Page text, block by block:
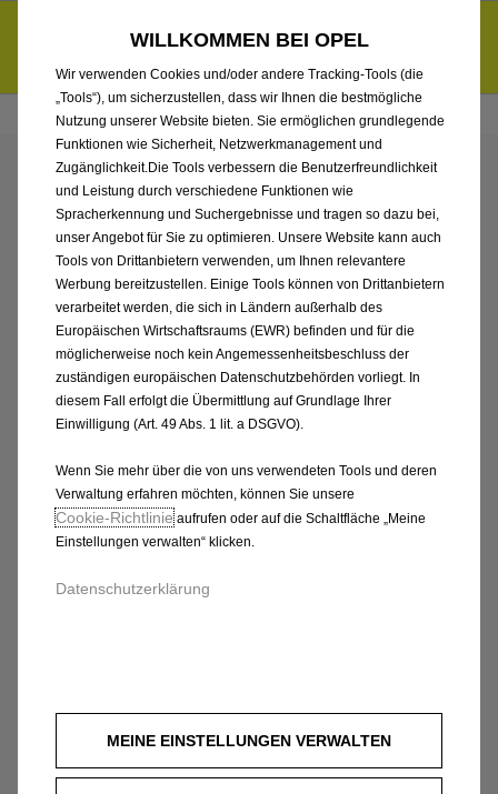
6.000 € staatliche Förderungsprämie für E-Autos und Plug-in-
Hybride. Mehr erfahren >>
ENTDECKEN SIE ALLE
FRONTERA
VORFÜHRWAGEN MIT
BENZIN / MILD-HYBRID
ANTRIEB VON KADEA
BERLIN GMBH
WILLKOMMEN BEI OPEL
Wir verwenden Cookies und/oder andere Tracking-Tools (die
„Tools“), um sicherzustellen, dass wir Ihnen die bestmögliche
Nutzung unserer Website bieten. Sie ermöglichen grundlegende
Funktionen wie Sicherheit, Netzwerkmanagement und
Zugänglichkeit.Die Tools verbessern die Benutzerfreundlichkeit
und Leistung durch verschiedene Funktionen wie
Spracherkennung und Suchergebnisse und tragen so dazu bei,
unser Angebot für Sie zu optimieren. Unsere Website kann auch
Tools von Drittanbietern verwenden, um Ihnen relevantere
Werbung bereitzustellen. Einige Tools können von Drittanbietern
verarbeitet werden, die sich in Ländern außerhalb des
Europäischen Wirtschaftsraums (EWR) befinden und für die
möglicherweise noch kein Angemessenheitsbeschluss der
zuständigen europäischen Datenschutzbehörden vorliegt. In
diesem Fall erfolgt die Übermittlung auf Grundlage Ihrer
Einwilligung (Art. 49 Abs. 1 lit. a DSGVO).
Wenn Sie mehr über die von uns verwendeten Tools und deren
Verwaltung erfahren möchten, können Sie unsere
Cookie‑Richtlinieaufrufen oder auf die Schaltfläche „Meine
Einstellungen verwalten“ klicken.
Datenschutzerklärung
MEINE EINSTELLUNGEN VERWALTEN